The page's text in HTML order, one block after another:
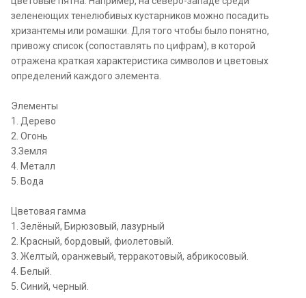
зеленеющих тенелюбивых кустарников можно посадить
хризантемы или ромашки. Для того чтобы было понятно,
привожу список (сопоставлять по цифрам), в которой
отражена краткая характеристика символов и цветовых
определений каждого элемента.
Элементы
1. Дерево
2. Огонь
3.Земля
4. Металл
5. Вода
Цветовая гамма
1. Зелёный, Бирюзовый, лазурный
2. Красный, бордовый, фиолетовый.
3. Желтый, оранжевый, терракотовый, абрикосовый.
4. Белый.
5. Синий, черный.